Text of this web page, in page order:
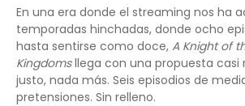
En una era donde el streaming nos ha
temporadas hinchadas, donde ocho
hasta sentirse como doce, A Knight of
Kingdomsllega con una propuesta casi
justo, nada más. Seis episodios de
pretensiones. Sin relleno.